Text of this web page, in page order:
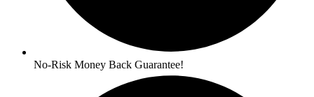
No-Risk Money Back Guarantee!